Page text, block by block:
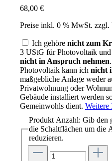
68,00 €
Preise inkl. 0 % MwSt. zzgl.
Ich gehöre nicht zum
3 UStG für Photovoltaik und
nicht in Anspruch nehmen
Photovoltaik kann ich nicht
maßgebliche Anlage weder
Privatwohnung oder
Gebäude installiert werden
Gemeinwohls dient. Weitere
Produkt Anzahl: Gib den
die Schaltflächen um die
reduzieren.